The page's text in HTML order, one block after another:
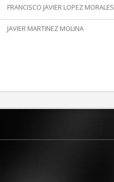
FRANCISCO JAVIER LOPEZ MORALES
JAVIER MARTINEZ MOLINA